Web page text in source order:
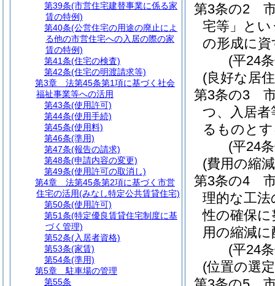
第3条の2
宅等」とい
の形成に
(平24
(良好な居
第3条の3
つ、入居
るものと
(平24
(費用の縮
第3条の4
理的な工
性の確保
用の縮減
(平24
(位置の選
第39条(市営住宅建替事業に係る家
賃の特例)
第40条(公営住宅の用途の廃止によ
る他の市営住宅への入居の際の家
賃の特例)
第41条(住宅の検査)
第42条(住宅の明渡請求等)
第3章
法第45条第1項に基づく社会
福祉事業等への活用
第43条(使用許可)
第44条(使用手続)
第45条(使用料)
第46条(準用)
第47条(報告の請求)
第48条(申請内容の変更)
第49条(使用許可の取消し)
第4章
法第45条第2項に基づく市営
住宅の活用(みなし特定公共賃貸住宅)
第50条(使用許可)
第51条(特定優良賃貸住宅制度に基
づく管理)
第52条(入居者資格)
第53条(家賃)
第54条(準用)
第5章
駐車場の管理
第55条